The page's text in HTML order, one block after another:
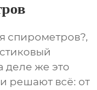
спирометров?,
деле же это
решают всё: от